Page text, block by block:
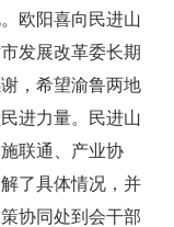
欧阳喜向民进山
发展改革委长期
，希望渝鲁两地
进力量。民进山
联通、产业协
了具体情况，并
协同处到会干部